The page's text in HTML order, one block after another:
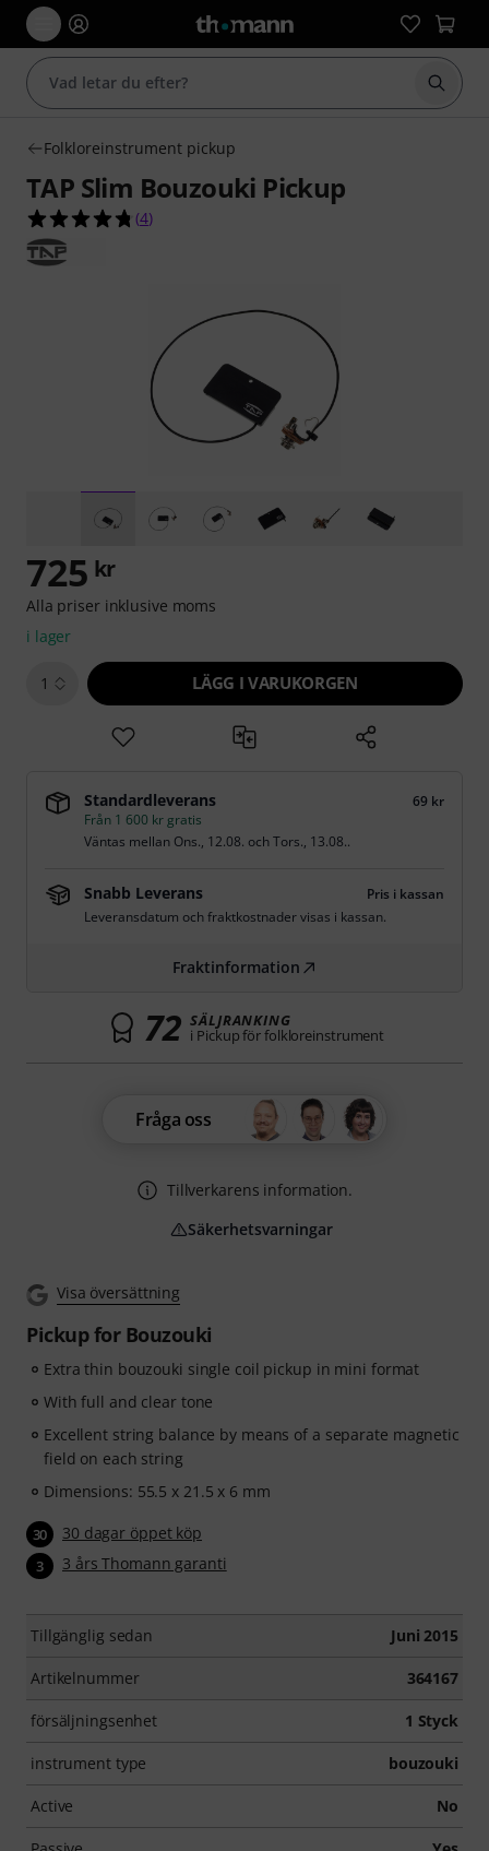
Börja
Folkloreinstrument pickup
TAP Slim Bouzouki Pickup
4.8 av 5 stjärnor från 4 kundbetyg
(4)
Visa översättning
Pickup for Bouzouki
Extra thin bouzouki single coil pickup in mini format
With full and clear tone
Excellent string balance by means of a separate magnetic
field on each string
Dimensions: 55.5 x 21.5 x 6 mm
30 30 dagar öppet köp
3 3 års Thomann garanti
Tillgänglig sedan Juni 2015
Artikelnummer 364167
försäljningsenhet 1 Styck
instrument type bouzouki
Active No
725 kr
Alla priser inklusive moms
i lager
1 LÄGG I VARUKORGEN
Standardleverans
69 kr
Från 1 600 kr gratis
Väntas mellan Ons., 12.08. ochTors., 13.08..
Snabb Leverans
Pris i kassan
Leveransdatum och fraktkostnader visas i kassan.
Fraktinformation
72 SÄLJRANKING
i Pickup för folkloreinstrument
Fråga oss
Tillverkarens information.
Säkerhetsvarningar